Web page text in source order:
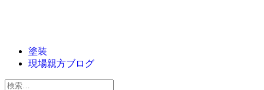
塗装
現場親方ブログ
検